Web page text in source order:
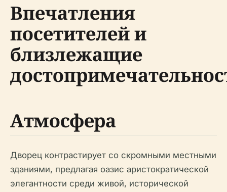
Впечатления
посетителей и
близлежащие
Атмосфера
Дворец контрастирует со скромными местными
зданиями, предлагая оазис аристократической
элегантности среди живой, исторической